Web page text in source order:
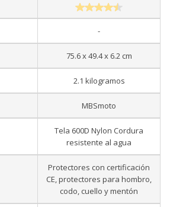
-
75.6 x 49.4 x 6.2 cm
2.1 kilogramos
MBSmoto
Tela 600D Nylon Cordura
resistente al agua
Protectores con certificación
CE, protectores para hombro,
codo, cuello y mentón